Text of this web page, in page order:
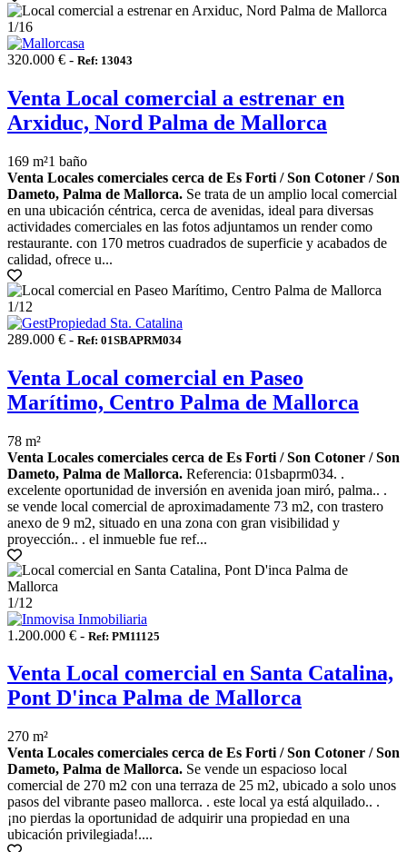
1/16
320.000 € - Ref: 13043
Venta Local comercial a estrenar en
Arxiduc, Nord Palma de Mallorca
169 m²1 baño
Venta Locales comerciales cerca de Es Forti / Son Cotoner / Son
Dameto, Palma de Mallorca. Se trata de un amplio local comercial
en una ubicación céntrica, cerca de avenidas, ideal para diversas
actividades comerciales en las fotos adjuntamos un render como
restaurante. con 170 metros cuadrados de superficie y acabados de
calidad, ofrece u...
1/12
289.000 € - Ref: 01SBAPRM034
Venta Local comercial en Paseo
Marítimo, Centro Palma de Mallorca
78 m²
Venta Locales comerciales cerca de Es Forti / Son Cotoner / Son
Dameto, Palma de Mallorca. Referencia: 01sbaprm034. .
excelente oportunidad de inversión en avenida joan miró, palma.. .
se vende local comercial de aproximadamente 73 m2, con trastero
anexo de 9 m2, situado en una zona con gran visibilidad y
proyección.. . el inmueble fue ref...
1/12
1.200.000 € - Ref: PM11125
Venta Local comercial en Santa Catalina,
Pont D'inca Palma de Mallorca
270 m²
Venta Locales comerciales cerca de Es Forti / Son Cotoner / Son
Dameto, Palma de Mallorca. Se vende un espacioso local
comercial de 270 m2 con una terraza de 25 m2, ubicado a solo unos
pasos del vibrante paseo mallorca. . este local ya está alquilado.. .
¡no pierdas la oportunidad de adquirir una propiedad en una
ubicación privilegiada!....